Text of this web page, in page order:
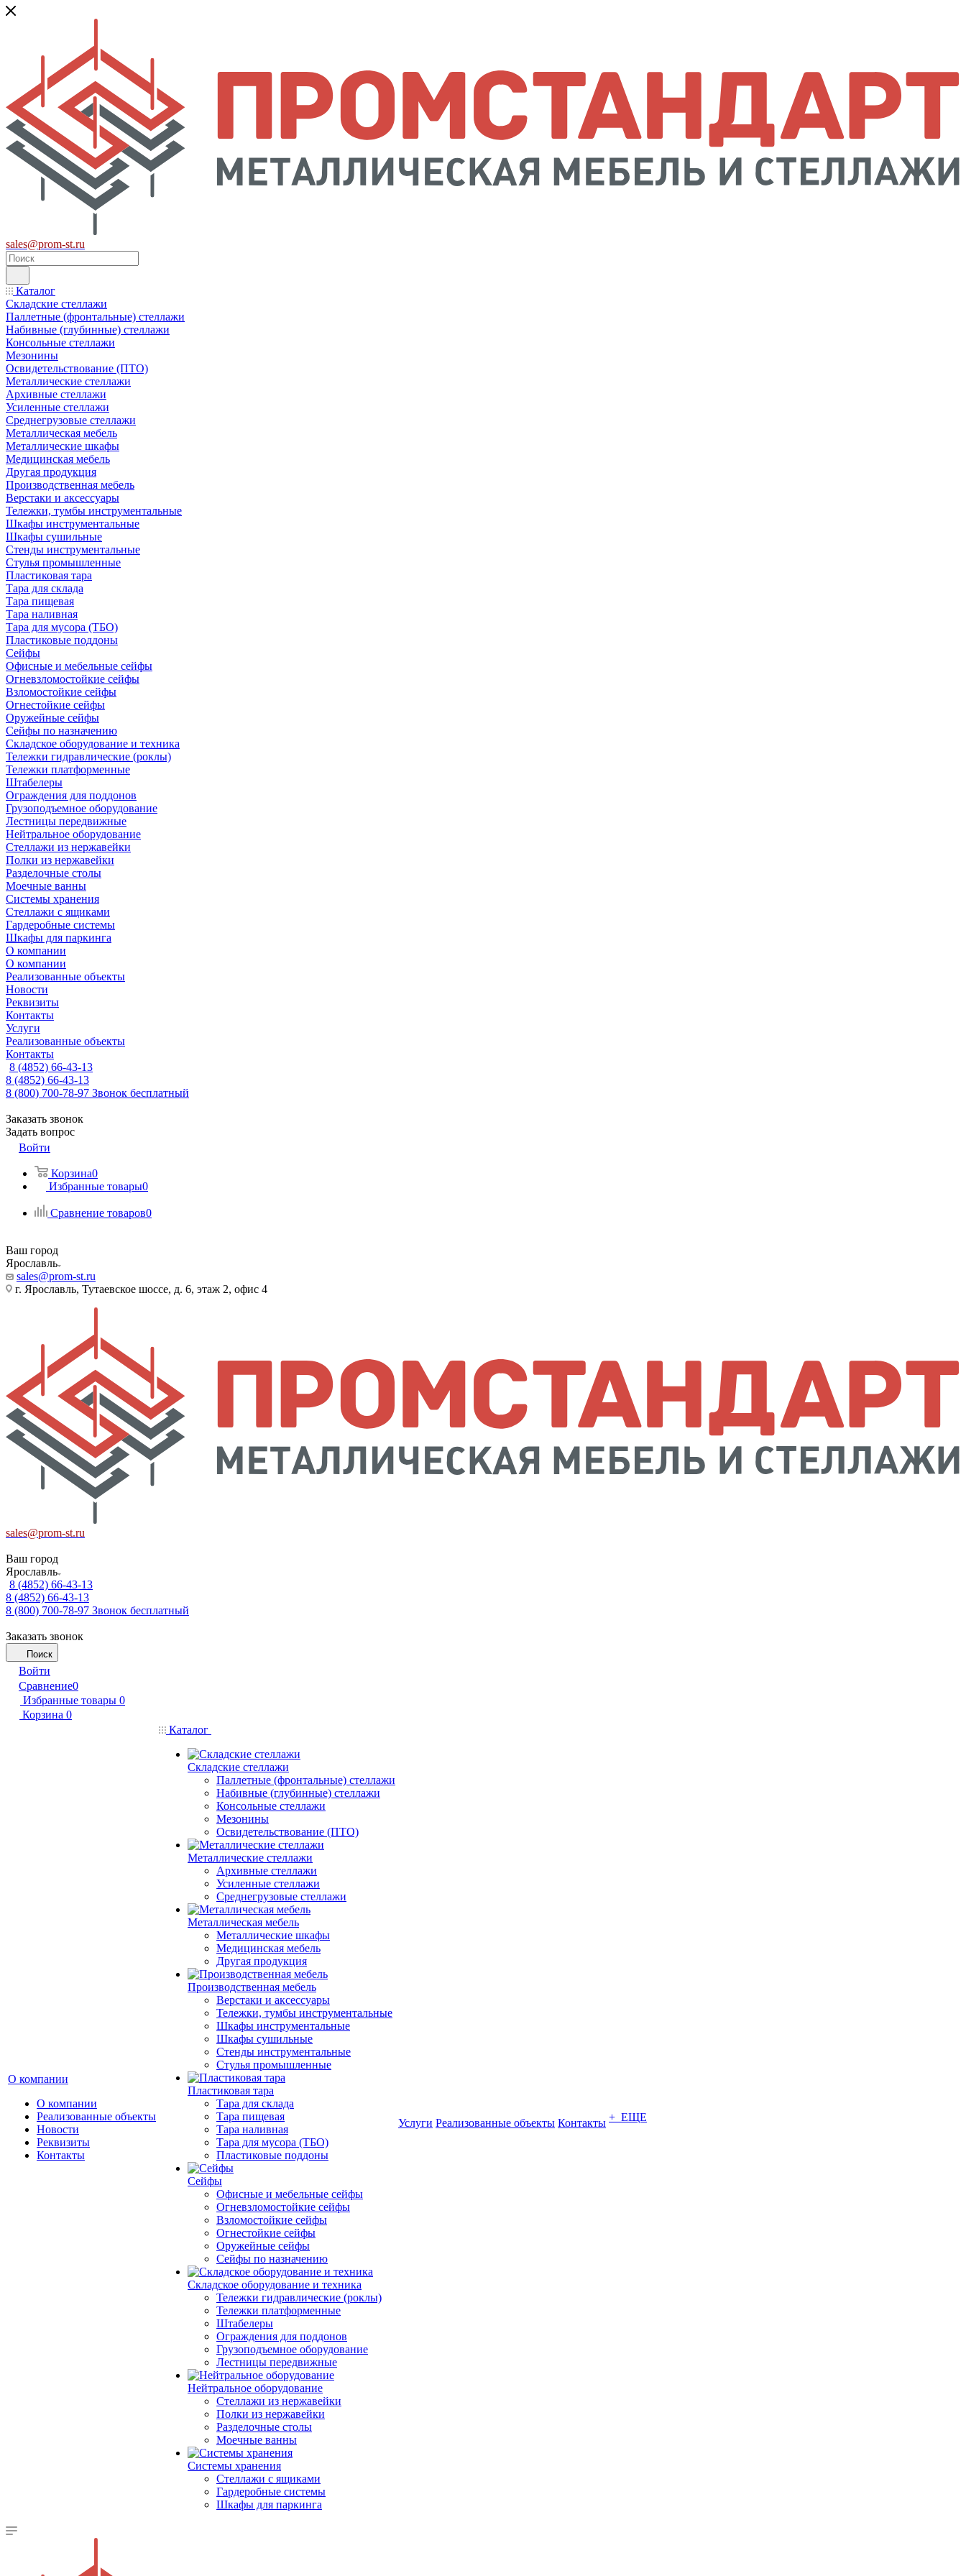
sales@prom-st.ru
Каталог
Складские стеллажи
Паллетные (фронтальные) стеллажи
Набивные (глубинные) стеллажи
Консольные стеллажи
Мезонины
Освидетельствование (ПТО)
Металлические стеллажи
Архивные стеллажи
Усиленные стеллажи
Среднегрузовые стеллажи
Металлическая мебель
Металлические шкафы
Медицинская мебель
Другая продукция
Производственная мебель
Верстаки и аксессуары
Тележки, тумбы инструментальные
Шкафы инструментальные
Шкафы сушильные
Стенды инструментальные
Cтулья промышленные
Пластиковая тара
Тара для склада
Тара пищевая
Тара наливная
Тара для мусора (ТБО)
Пластиковые поддоны
Сейфы
Офисные и мебельные сейфы
Огневзломостойкие сейфы
Взломостойкие сейфы
Огнестойкие сейфы
Оружейные сейфы
Сейфы по назначению
Складское оборудование и техника
Тележки гидравлические (роклы)
Тележки платформенные
Штабелеры
Ограждения для поддонов
Грузоподъемное оборудование
Лестницы передвижные
Нейтральное оборудование
Стеллажи из нержавейки
Полки из нержавейки
Разделочные столы
Моечные ванны
Системы хранения
Стеллажи с ящиками
Гардеробные системы
Шкафы для паркинга
О компании
О компании
Реализованные объекты
Новости
Реквизиты
Контакты
Услуги
Реализованные объекты
Контакты
8 (4852) 66-43-13
8 (4852) 66-43-13
8 (800) 700-78-97 Звонок бесплатный
Заказать звонок
Задать вопрос
Войти
Корзина0
Избранные товары0
Сравнение товаров0
Ваш город
Ярославль
sales@prom-st.ru
г. Ярославль, Тутаевское шоссе, д. 6, этаж 2, офис 4
sales@prom-st.ru
Ваш город
Ярославль
8 (4852) 66-43-13
8 (4852) 66-43-13
8 (800) 700-78-97 Звонок бесплатный
Заказать звонок
Поиск
Войти
Сравнение0
Избранные товары 0
Корзина 0
О компании
О компании
Реализованные объекты
Новости
Реквизиты
Контакты
Каталог
Складские стеллажи
Паллетные (фронтальные) стеллажи
Набивные (глубинные) стеллажи
Консольные стеллажи
Мезонины
Освидетельствование (ПТО)
Металлические стеллажи
Архивные стеллажи
Усиленные стеллажи
Среднегрузовые стеллажи
Металлическая мебель
Металлические шкафы
Медицинская мебель
Другая продукция
Производственная мебель
Верстаки и аксессуары
Тележки, тумбы инструментальные
Шкафы инструментальные
Шкафы сушильные
Стенды инструментальные
Cтулья промышленные
Пластиковая тара
Тара для склада
Тара пищевая
Тара наливная
Тара для мусора (ТБО)
Пластиковые поддоны
Сейфы
Офисные и мебельные сейфы
Огневзломостойкие сейфы
Взломостойкие сейфы
Огнестойкие сейфы
Оружейные сейфы
Сейфы по назначению
Складское оборудование и техника
Тележки гидравлические (роклы)
Тележки платформенные
Штабелеры
Ограждения для поддонов
Грузоподъемное оборудование
Лестницы передвижные
Нейтральное оборудование
Стеллажи из нержавейки
Полки из нержавейки
Разделочные столы
Моечные ванны
Системы хранения
Стеллажи с ящиками
Гардеробные системы
Шкафы для паркинга
Услуги Реализованные объекты Контакты + ЕЩЕ